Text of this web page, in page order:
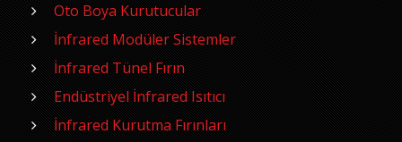
Oto Boya Kurutucular
İnfrared Modüler Sistemler
İnfrared Tünel Fırın
Endüstriyel İnfrared Isıtıcı
İnfrared Kurutma Fırınları